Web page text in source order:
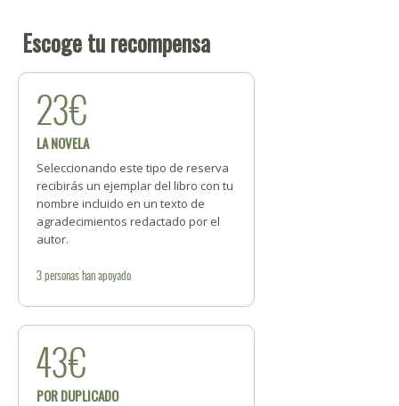
Escoge tu recompensa
23€
LA NOVELA
Seleccionando este tipo de reserva
recibirás un ejemplar del libro con tu
nombre incluido en un texto de
agradecimientos redactado por el
autor.
3personashan apoyado
43€
POR DUPLICADO